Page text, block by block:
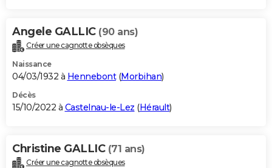
Angele GALLIC (90 ans)
Créer une cagnotte obsèques
Naissance
04/03/1932 à Hennebont(Morbihan)
Décès
15/10/2022 à Castelnau-le-Lez (Hérault)
Christine GALLIC (71 ans)
Créer une cagnotte obsèques